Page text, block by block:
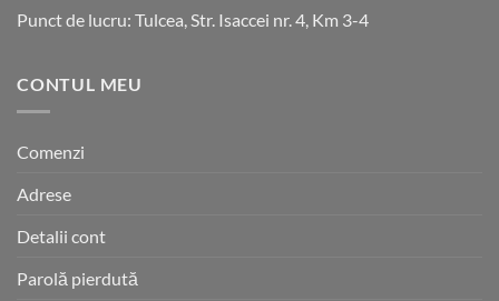
Punct de lucru: Tulcea, Str. Isaccei nr. 4, Km 3-4
CONTUL MEU
Comenzi
Adrese
Detalii cont
Parolă pierdută